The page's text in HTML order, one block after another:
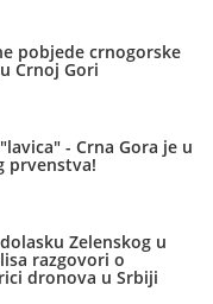
pobjede crnogorske
Crnoj Gori
- Crna Gora je u
prvenstva!
Zelenskog u
razgovori o
dronova u Srbiji